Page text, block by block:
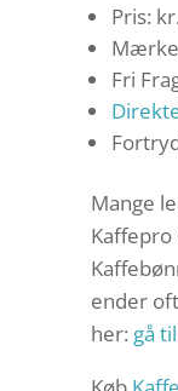
Pris:
Fri
Mange
Kaffepro
ender
her: gå